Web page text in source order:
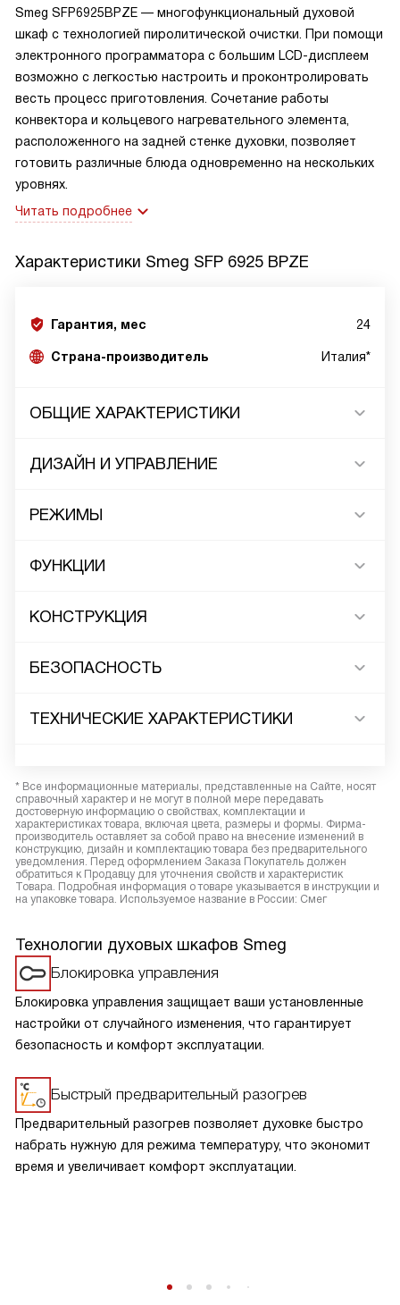
Smeg SFP6925BPZE — многофункциональный духовой
шкаф с технологией пиролитической очистки. При помощи
электронного программатора с большим LCD-дисплеем
возможно с легкостью настроить и проконтролировать
весть процесс приготовления. Сочетание работы
конвектора и кольцевого нагревательного элемента,
расположенного на задней стенке духовки, позволяет
готовить различные блюда одновременно на нескольких
уровнях.
Читать подробнее
Характеристики Smeg SFP 6925 BPZE
Гарантия, мес 24
Страна-производитель Италия*
ОБЩИЕ ХАРАКТЕРИСТИКИ
ДИЗАЙН И УПРАВЛЕНИЕ
РЕЖИМЫ
ФУНКЦИИ
КОНСТРУКЦИЯ
БЕЗОПАСНОСТЬ
ТЕХНИЧЕСКИЕ ХАРАКТЕРИСТИКИ
* Все информационные материалы, представленные на Сайте, носят
справочный характер и не могут в полной мере передавать
достоверную информацию о свойствах, комплектации и
характеристиках товара, включая цвета, размеры и формы. Фирма-
производитель оставляет за собой право на внесение изменений в
конструкцию, дизайн и комплектацию товара без предварительного
уведомления. Перед оформлением Заказа Покупатель должен
обратиться к Продавцу для уточнения свойств и характеристик
Товара. Подробная информация о товаре указывается в инструкции и
на упаковке товара. Используемое название в России: Смег
Технологии духовых шкафов Smeg
Блокировка управления
Блокировка управления защищает ваши установленные
настройки от случайного изменения, что гарантирует
безопасность и комфорт эксплуатации.
Быстрый предварительный разогрев
Предварительный разогрев позволяет духовке быстро
набрать нужную для режима температуру, что экономит
время и увеличивает комфорт эксплуатации.